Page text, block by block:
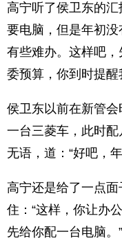
高宁听了侯卫东的
要电脑，但是年初没
有些难办。这样吧
委预算，你到时提醒
侯卫东以前在新管
一台三菱车，此时
无语，道：“好吧，
高宁还是给了一点
住：“这样，你让办
先给你配一台电脑。”